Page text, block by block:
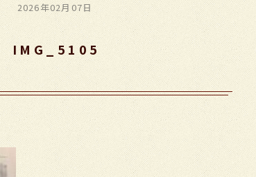
2026年02月07日
IMG_5105